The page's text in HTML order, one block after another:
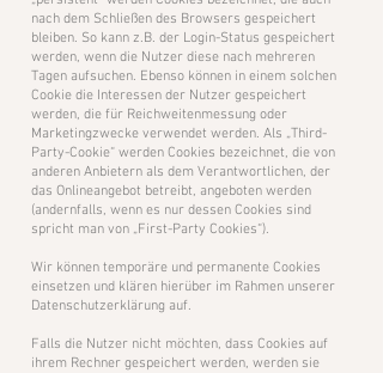
nach dem Schließen des Browsers gespeichert
bleiben. So kann z.B. der Login-Status gespeichert
werden, wenn die Nutzer diese nach mehreren
Tagen aufsuchen. Ebenso können in einem solchen
Cookie die Interessen der Nutzer gespeichert
werden, die für Reichweitenmessung oder
Marketingzwecke verwendet werden. Als „Third-
Party-Cookie“ werden Cookies bezeichnet, die von
anderen Anbietern als dem Verantwortlichen, der
das Onlineangebot betreibt, angeboten werden
(andernfalls, wenn es nur dessen Cookies sind
spricht man von „First-Party Cookies“).
Wir können temporäre und permanente Cookies
einsetzen und klären hierüber im Rahmen unserer
Datenschutzerklärung auf.
Falls die Nutzer nicht möchten, dass Cookies auf
ihrem Rechner gespeichert werden, werden sie